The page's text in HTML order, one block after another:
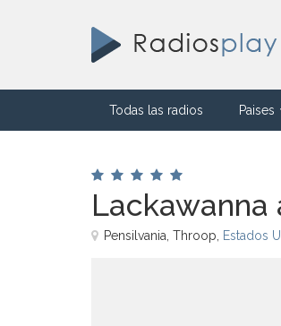
Todas las radios Paises
Lackawanna
Pensilvania, Throop, Estados